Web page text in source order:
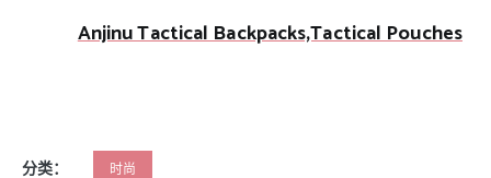
Anjinu Tactical Backpacks,Tactical Pouches
分类： 时尚